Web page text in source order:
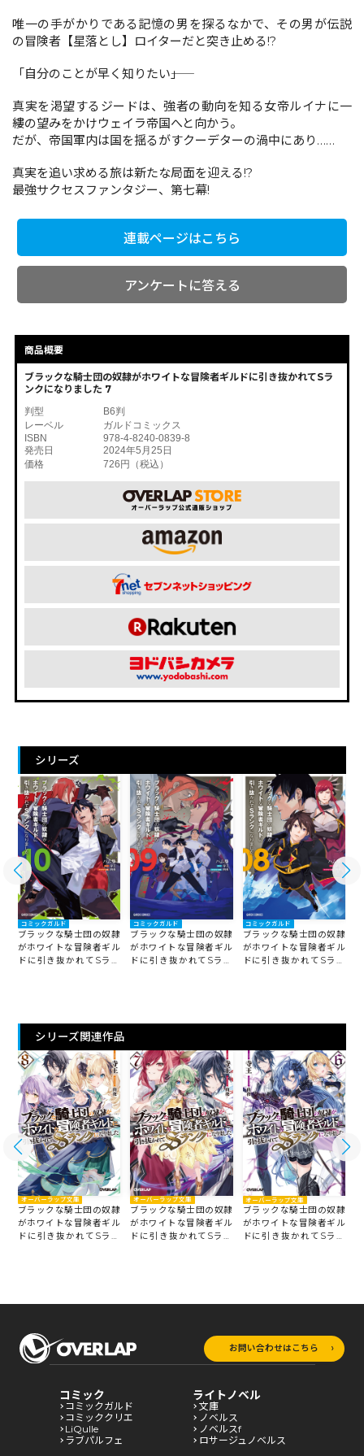
コミックエッセイ
閉じる
唯一の手がかりである記憶の男を探るなかで、その男が伝説
の冒険者【星落とし】ロイターだと突き止める!?
「自分のことが早く知りたい――」
真実を渇望するジードは、強者の動向を知る女帝ルイナに一
縷の望みをかけウェイラ帝国へと向かう。
だが、帝国軍内は国を揺るがすクーデターの渦中にあり……
真実を追い求める旅は新たな局面を迎える!?
最強サクセスファンタジー、第七幕!
連載ページはこちら
アンケートに答える
商品概要
ブラックな騎士団の奴隷がホワイトな冒険者ギルドに引き抜かれてSラ
ンクになりました 7
判型
B6判
レーベル
ガルドコミックス
ISBN
978-4-8240-0839-8
発売日
2024年5月25日
価格
726円（税込）
シリーズ
コミックガルド
ブラックな騎士団の奴隷
がホワイトな冒険者ギル
ドに引き抜かれてSラン
コミックガルド
ブラックな騎士団の奴隷
がホワイトな冒険者ギル
ドに引き抜かれてSラン
コミックガルド
ブラックな騎士団の奴隷
がホワイトな冒険者ギル
ドに引き抜かれてSラン
シリーズ関連作品
オーバーラップ文庫
ブラックな騎士団の奴隷
がホワイトな冒険者ギル
ドに引き抜かれてSラン
オーバーラップ文庫
ブラックな騎士団の奴隷
がホワイトな冒険者ギル
ドに引き抜かれてSラン
オーバーラップ文庫
ブラックな騎士団の奴隷
がホワイトな冒険者ギル
ドに引き抜かれてSラン
お問い合わせはこちら
コミック
コミックガルド
コミッククリエ
LiQulle
ラブパルフェ
ライトノベル
文庫
ノベルス
ノベルスf
ロサージュノベルス